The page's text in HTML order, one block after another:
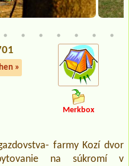
»
Merkbox
farmy Kozí dvor
na súkromí v